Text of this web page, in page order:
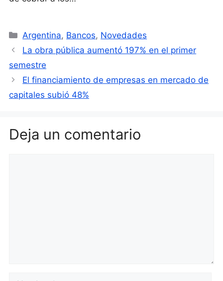
Categorías
Argentina, Bancos, Novedades
La obra pública aumentó 197% en el primer
semestre
El financiamiento de empresas en mercado de
capitales subió 48%
Deja un comentario